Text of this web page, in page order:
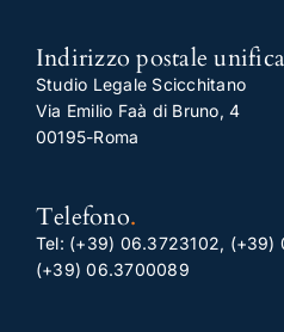
Indirizzo postale
Studio Legale Scicchitano
Via Emilio Faà di Bruno, 4
00195-Roma
Telefono.
Tel: (+39) 06.3723102, (+39)
(+39) 06.3700089